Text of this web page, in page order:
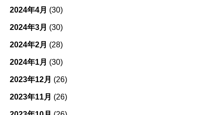
2024年4月 (30)
2024年3月 (30)
2024年2月 (28)
2024年1月 (30)
2023年12月 (26)
2023年11月 (26)